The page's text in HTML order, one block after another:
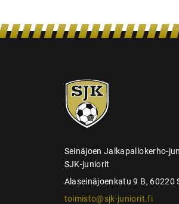
s
e
SJK-
juniorit
Seinäjoen Jalkapallokerho-
SJK-juniorit
Alaseinäjoenkatu 9 B, 60220
toimisto@sjk-juniorit.fi